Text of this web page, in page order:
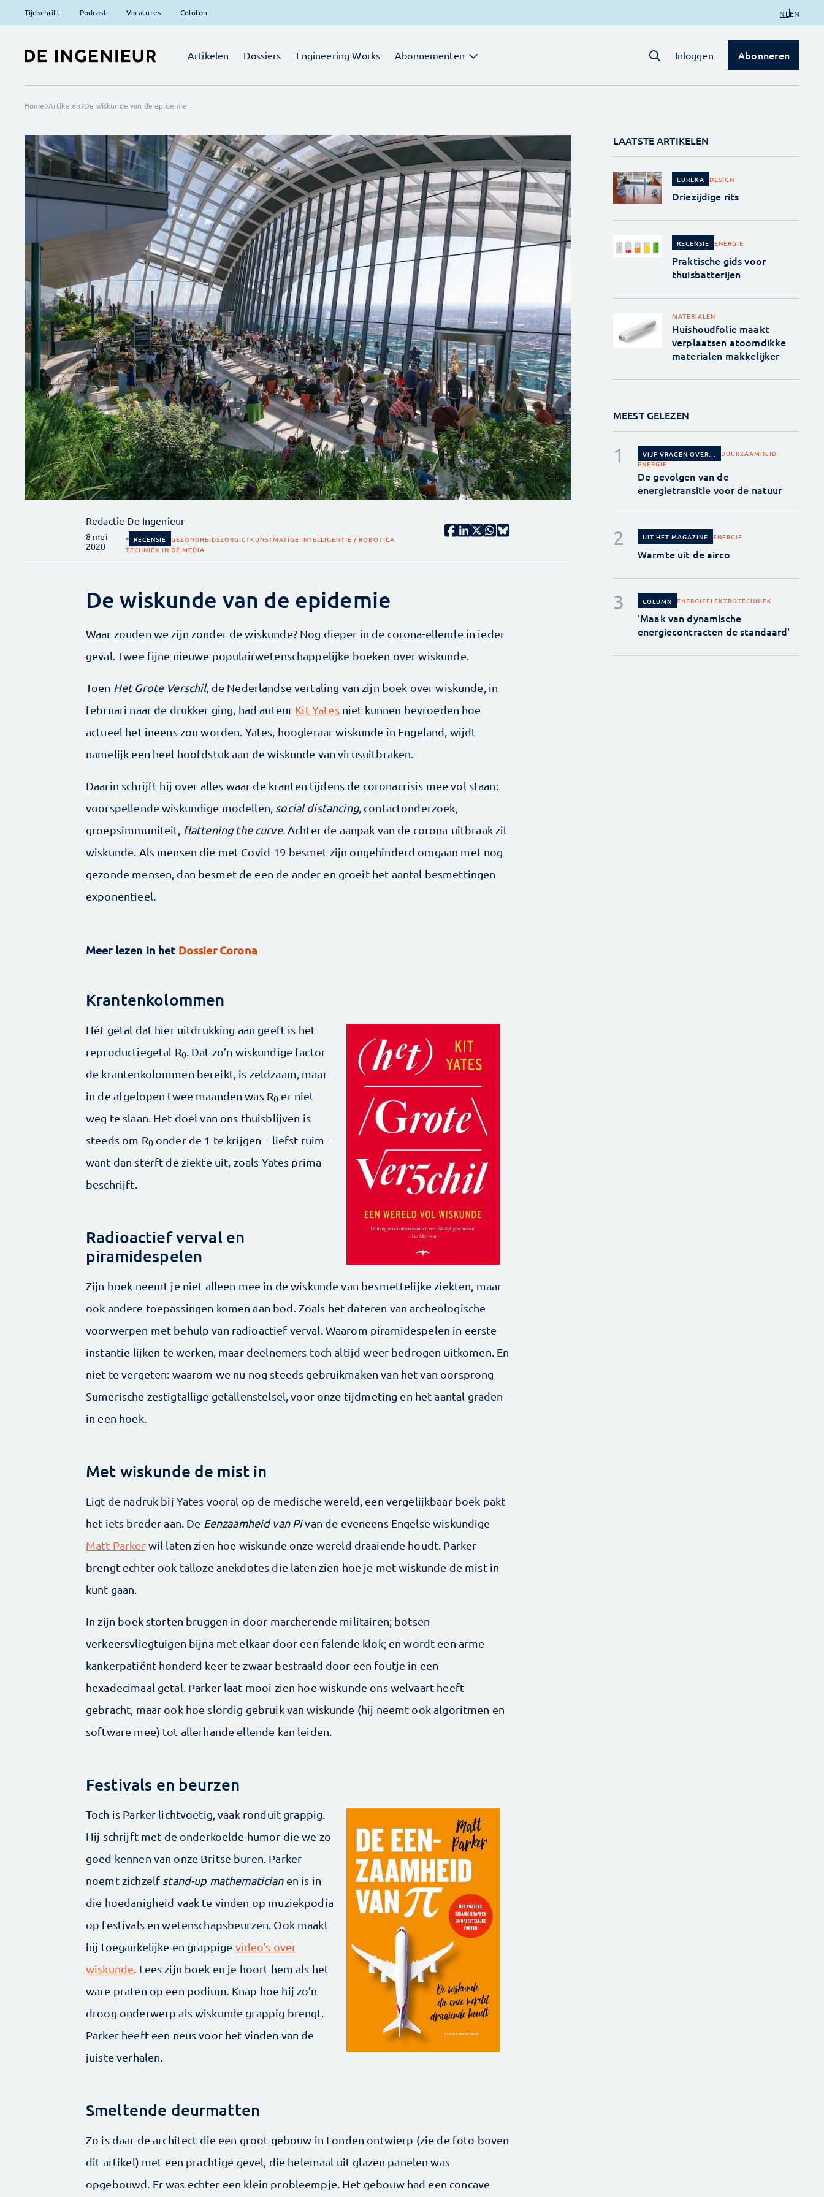
Tijdschrift Podcast Vacatures Colofon NL EN
Artikelen Dossiers Engineering Works Abonnementen Inloggen Abonneren
Home Artikelen De wiskunde van de epidemie
Redactie De Ingenieur
8 mei
2020
RECENSIE GEZONDHEIDSZORGICTKUNSTMATIGE INTELLIGENTIE / ROBOTICA
TECHNIEK IN DE MEDIA
De wiskunde van de epidemie
Waar zouden we zijn zonder de wiskunde? Nog dieper in de corona-ellende in ieder
geval. Twee fijne nieuwe populairwetenschappelijke boeken over wiskunde.
Toen Het Grote Verschil, de Nederlandse vertaling van zijn boek over wiskunde, in
februari naar de drukker ging, had auteur Kit Yatesniet kunnen bevroeden hoe
actueel het ineens zou worden. Yates, hoogleraar wiskunde in Engeland, wijdt
namelijk een heel hoofdstuk aan de wiskunde van virusuitbraken.
Daarin schrijft hij over alles waar de kranten tijdens de coronacrisis mee vol staan:
voorspellende wiskundige modellen, social distancing, contactonderzoek,
groepsimmuniteit, flattening the curve. Achter de aanpak van de corona-uitbraak zit
wiskunde. Als mensen die met Covid-19 besmet zijn ongehinderd omgaan met nog
gezonde mensen, dan besmet de een de ander en groeit het aantal besmettingen
exponentieel.
Meer lezen in het Dossier Corona
Krantenkolommen
Hét getal dat hier uitdrukking aan geeft is het
reproductiegetal R0. Dat zo’n wiskundige factor
de krantenkolommen bereikt, is zeldzaam, maar
in de afgelopen twee maanden was R0 er niet
weg te slaan. Het doel van ons thuisblijven is
steeds om R0onder de 1 te krijgen – liefst ruim –
want dan sterft de ziekte uit, zoals Yates prima
beschrijft.
Radioactief verval en
piramidespelen
Zijn boek neemt je niet alleen mee in de wiskunde van besmettelijke ziekten, maar
ook andere toepassingen komen aan bod. Zoals het dateren van archeologische
voorwerpen met behulp van radioactief verval. Waarom piramidespelen in eerste
instantie lijken te werken, maar deelnemers toch altijd weer bedrogen uitkomen. En
niet te vergeten: waarom we nu nog steeds gebruikmaken van het van oorsprong
Sumerische zestigtallige getallenstelsel, voor onze tijdmeting en het aantal graden
in een hoek.
Met wiskunde de mist in
Ligt de nadruk bij Yates vooral op de medische wereld, een vergelijkbaar boek pakt
het iets breder aan. De Eenzaamheid van Pivan de eveneens Engelse wiskundige
Matt Parkerwil laten zien hoe wiskunde onze wereld draaiende houdt. Parker
brengt echter ook talloze anekdotes die laten zien hoe je met wiskunde de mist in
kunt gaan.
In zijn boek storten bruggen in door marcherende militairen; botsen
verkeersvliegtuigen bijna met elkaar door een falende klok; en wordt een arme
kankerpatiënt honderd keer te zwaar bestraald door een foutje in een
hexadecimaal getal. Parker laat mooi zien hoe wiskunde ons welvaart heeft
gebracht, maar ook hoe slordig gebruik van wiskunde (hij neemt ook algoritmen en
software mee) tot allerhande ellende kan leiden.
Festivals en beurzen
Toch is Parker lichtvoetig, vaak ronduit grappig.
Hij schrijft met de onderkoelde humor die we zo
goed kennen van onze Britse buren. Parker
noemt zichzelf stand-up mathematicianen is in
die hoedanigheid vaak te vinden op muziekpodia
op festivals en wetenschapsbeurzen. Ook maakt
hij toegankelijke en grappige video's over
wiskunde . Lees zijn boek en je hoort hem als het
ware praten op een podium. Knap hoe hij zo’n
droog onderwerp als wiskunde grappig brengt.
Parker heeft een neus voor het vinden van de
juiste verhalen.
Smeltende deurmatten
Zo is daar de architect die een groot gebouw in Londen ontwierp (zie de foto boven
dit artikel) met een prachtige gevel, die helemaal uit glazen panelen was
opgebouwd. Er was echter een klein probleempje. Het gebouw had een concave
LAATSTE ARTIKELEN
EUREKA DESIGN
Driezijdige rits
RECENSIE ENERGIE
Praktische gids voor
thuisbatterijen
MATERIALEN
Huishoudfolie maakt
verplaatsen atoomdikke
materialen makkelijker
MEEST GELEZEN
VIJF VRAGEN OVER...
DUURZAAMHEID
ENERGIE
De gevolgen van de
energietransitie voor de natuur
UIT HET MAGAZINE ENERGIE
Warmte uit de airco
COLUMN ENERGIEELEKTROTECHNIEK
'Maak van dynamische
energiecontracten de standaard'